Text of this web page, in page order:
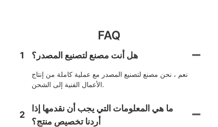
FAQ
1 هل أنت مصنع لتصنيع المصدر؟
نعم ، نحن مصنع لتصنيع المصدر مع عملية كاملة من إنتاج
الأعمال الفنية إلى الشحن.
2
ما هي المعلومات التي يجب أن نقدمها إذا
أردنا تخصيص منتج؟